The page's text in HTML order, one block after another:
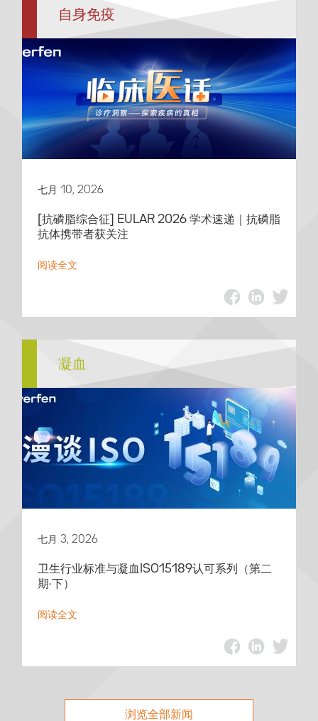
自身免疫
七月 10, 2026
[抗磷脂综合征] EULAR 2026 学术速递｜抗磷脂
抗体携带者获关注
阅读全文
凝血
七月 3, 2026
卫生行业标准与凝血ISO15189认可系列（第二
期·下）
阅读全文
浏览全部新闻